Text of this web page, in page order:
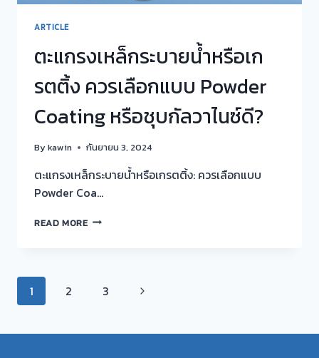
ARTICLE
ตะแกรงเหล็กระบายน้ำหรือเก
รตติ้ง ควรเลือกแบบ Powder
Coating หรือชุบกัลวาไนซ์ดี?
Bykawin กันยายน 3, 2024
ตะแกรงเหล็กระบายน้ำหรือเกรตติ้ง: ควรเลือกแบบ
Powder Coa…
READ MOREตะแกรง
ควร
Page
1 2 3
Next